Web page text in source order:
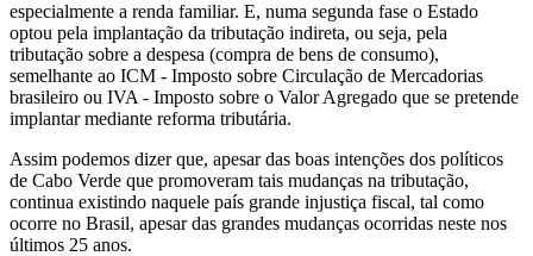
especialmente a renda familiar. E, numa segunda fase o Estado
optou pela implantação da tributação indireta, ou seja, pela
tributação sobre a despesa (compra de bens de consumo),
semelhante ao ICM - Imposto sobre Circulação de Mercadorias
brasileiro ou IVA - Imposto sobre o Valor Agregado que se pretende
implantar mediante reforma tributária.
Assim podemos dizer que, apesar das boas intenções dos políticos
de Cabo Verde que promoveram tais mudanças na tributação,
continua existindo naquele país grande injustiça fiscal, tal como
ocorre no Brasil, apesar das grandes mudanças ocorridas neste nos
últimos 25 anos.